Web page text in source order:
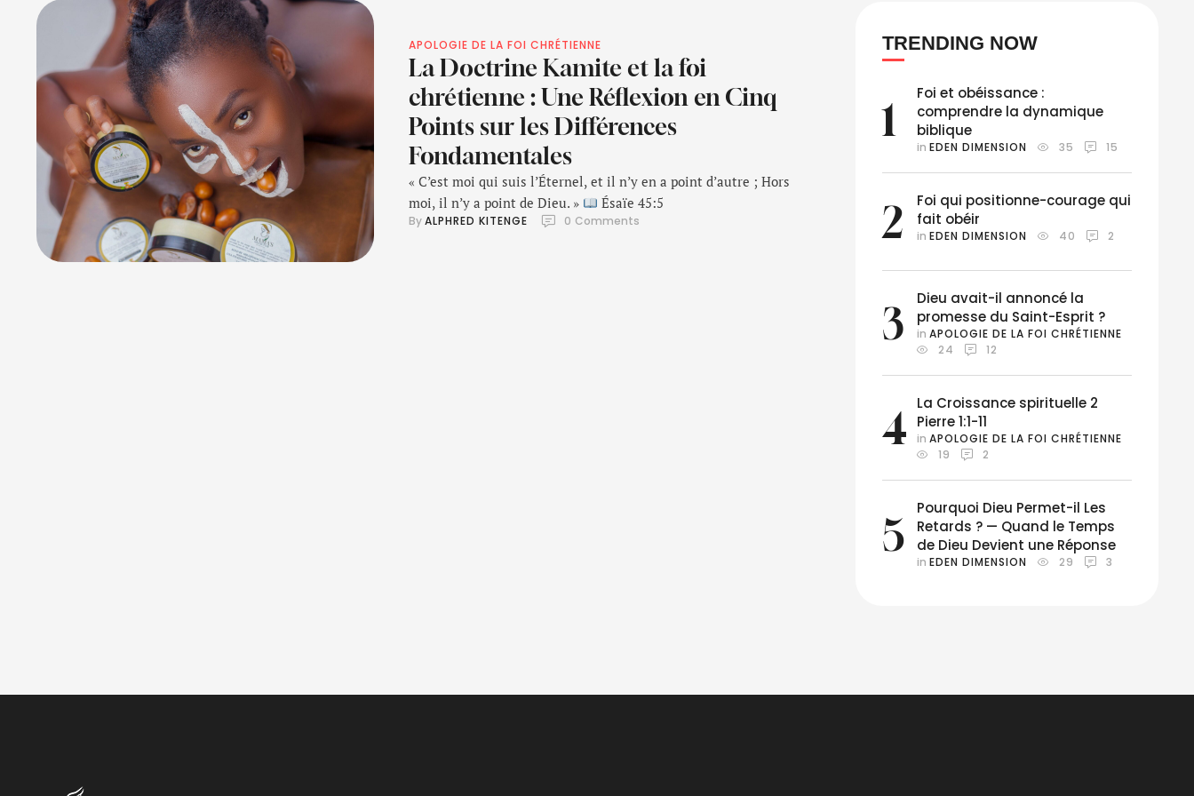
APOLOGIE DE LA FOI CHRÉTIENNE
La Doctrine Kamite et la foi
chrétienne : Une Réflexion en Cinq
Points sur les Différences
Fondamentales
« C’est moi qui suis l’Éternel, et il n’y en a point d’autre ; Hors
moi, il n’y a point de Dieu. »
Ésaïe 45:5
By ALPHRED KITENGE 0 Comments
TRENDING NOW
1
Foi et obéissance :
comprendre la dynamique
biblique
in EDEN DIMENSION 35 15
2
Foi qui positionne-courage qui
fait obéir
in EDEN DIMENSION 40 2
3
Dieu avait-il annoncé la
promesse du Saint-Esprit ?
in APOLOGIE DE LA FOI CHRÉTIENNE
24
12
4
La Croissance spirituelle 2
Pierre 1:1-11
in APOLOGIE DE LA FOI CHRÉTIENNE
19
2
5
Pourquoi Dieu Permet-il Les
Retards ? — Quand le Temps
de Dieu Devient une Réponse
in EDEN DIMENSION 29 3